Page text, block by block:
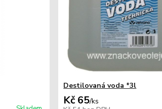
Destilovaná voda *3l
Kč 65/ks